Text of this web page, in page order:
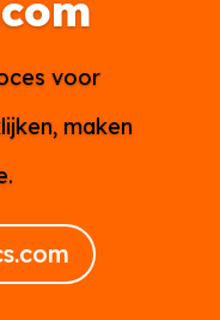
voor
maken